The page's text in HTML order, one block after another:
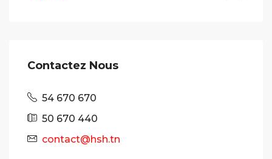
Contactez Nous
54 670 670
50 670 440
contact@hsh.tn